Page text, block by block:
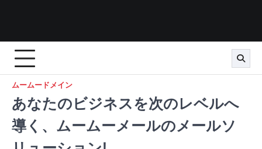
ムームードメイン
あなたのビジネスを次のレベルへ
導く、ムームーメールのメールソ